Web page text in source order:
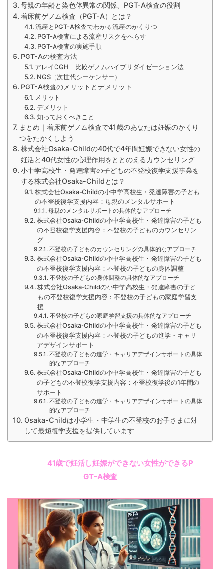
母親の年齢と染色体異常の関係、PGT-A検査の役割
着床前ゲノム検査（PGT-A）とは？
流産とPGT-A検査でわかる流産のかくりつ
PGT-A検査による流産リスクをへらす
PGT-A検査の実施手順
PGT-Aの検査方法
アレイCGH｜比較ゲノムハイブリダイゼーション法
NGS（次世代シーケンサー）
PGT-A検査のメリットとデメリット
メリット
デメリット
知っておくべきこと
まとめ｜着床前ゲノム検査で41歳のあなたは妊娠のかくり
つをたかくしよう
株式会社Osaka-Childの40代で4年間妊娠できない女性の
妊活と40代女性の心理作用をととのえるカウンセリング
小中学高校生・発達障害の子どもの不登校復学支援事業を
する株式会社Osaka-Childとは？
株式会社Osaka-Childの小中学高校生・発達障害の子ども
の不登校復学支援内容：母親のメンタルサポート
母親のメンタルサポートの具体的なアプローチ
株式会社Osaka-Childの小中学高校生・発達障害の子ども
の不登校復学支援内容：不登校の子どものカウンセリン
グ
不登校の子どものカウンセリングの具体的なアプローチ
株式会社Osaka-Childの小中学高校生・発達障害の子ども
の不登校復学支援内容：不登校の子どもの身体調整
不登校の子どもの身体調整の具体的なアプローチ
株式会社Osaka-Childの小中学高校生・発達障害の子ど
もの不登校復学支援内容：不登校の子どもの家庭学習支
援
不登校の子どもの家庭学習支援の具体的なアプローチ
株式会社Osaka-Childの小中学高校生・発達障害の子ども
の不登校復学支援内容：不登校の子どもの進学・キャリ
アデザインサポート
不登校の子どもの進学・キャリアデザインサポートの具体
的なアプローチ
株式会社Osaka-Childの小中学高校生・発達障害の子ども
の子どもの不登校復学支援内容：不登校復学後の1年間の
サポート
不登校の子どもの進学・キャリアデザインサポートの具体
的なアプローチ
Osaka-Childは小学生・中学生の不登校のお子さまに対
して最短復学支援を提供しています
41歳で妊活し妊娠ができない女性ができるP
GT-A検査